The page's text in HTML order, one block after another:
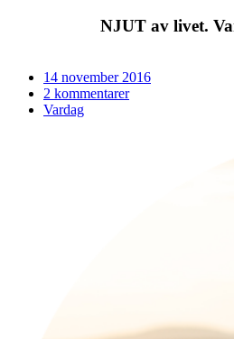
NJUT av livet.
14 november 2016
2 kommentarer
Vardag